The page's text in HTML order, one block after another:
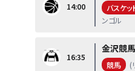
14:00 バスケッ
ンゴル
16:35
金沢競馬
競馬 (